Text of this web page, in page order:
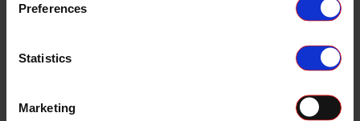
Preferences
Statistics
Marketing
Fordeler med denne garasjejekken:
- Kompakt og lett –
Perfekt som en biljekk for
Solid konstruksjon for trygg
bruk.